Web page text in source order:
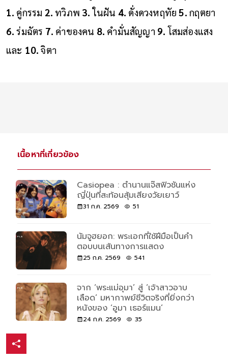
1. คู่กรรม 2. ทวิภพ 3.ในฝัน 4. ดั่งดวงหฤทัย 5.กฤตยา
6.ร่มฉัตร 7. ค่าของคน 8. คำมั่นสัญญา 9.โสมส่องแสง
และ 10.จิตา
เนื้อหาที่เกี่ยวข้อง
Casiopea : ตำนานแจ๊สฟิวชันแห่ง
ญี่ปุ่นที่สะท้อนสุ้มเสียงวัยเยาว์
31 ก.ค. 2569 51
นัมจูฮยอก: พระเอกที่ใช้ฝีมือเป็นคำ
ตอบบนเส้นทางการแสดง
25 ก.ค. 2569 541
จาก ‘พระแม่อุมา’ สู่ ‘เจ้าสาวอาบ
เลือด’ มหากาพย์ชีวิตจริงที่ยิ่งกว่า
หนังของ ‘อูมา เธอร์แมน’
24 ก.ค. 2569 35